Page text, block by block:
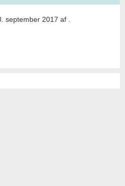
september 2017 af